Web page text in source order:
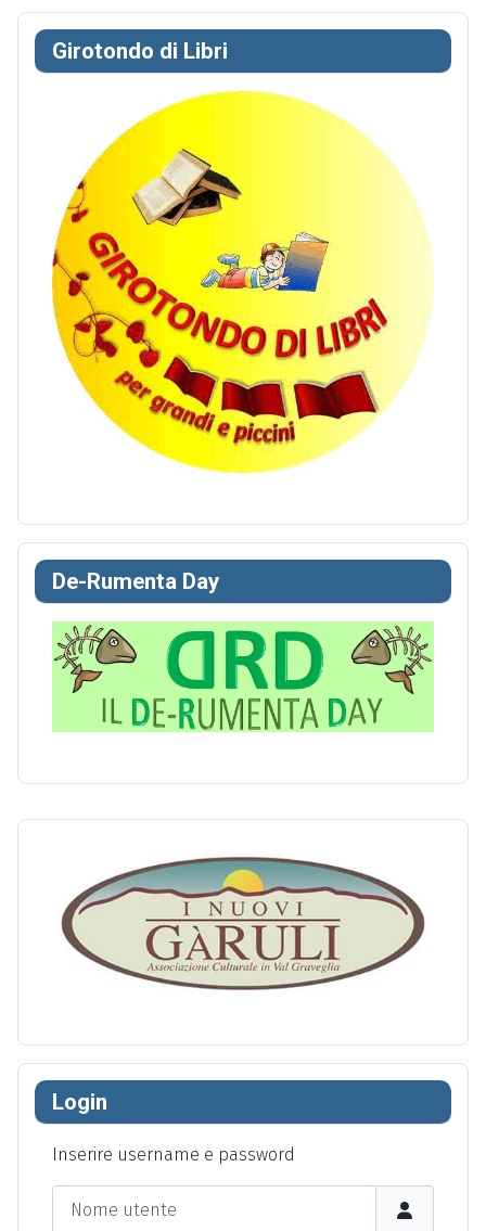
Login
Inserire username e password
Girotondo di Libri
De-Rumenta Day